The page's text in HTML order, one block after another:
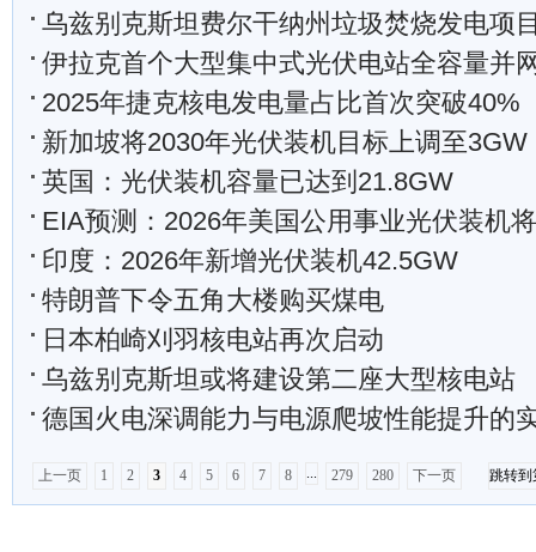
乌兹别克斯坦费尔干纳州垃圾焚烧发电项目迎
伊拉克首个大型集中式光伏电站全容量并
2025年捷克核电发电量占比首次突破40%
新加坡将2030年光伏装机目标上调至3GW
英国：光伏装机容量已达到21.8GW
EIA预测：2026年美国公用事业光伏装机
印度：2026年新增光伏装机42.5GW
特朗普下令五角大楼购买煤电
日本柏崎刈羽核电站再次启动
乌兹别克斯坦或将建设第二座大型核电站
德国火电深调能力与电源爬坡性能提升的
上一页 1 2 3 4 5 6 7 8 ... 279 280 下一页 跳转到